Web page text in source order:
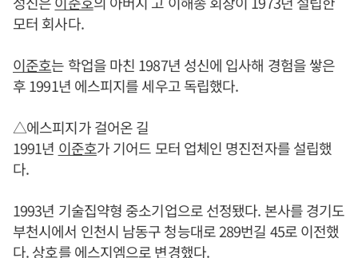
모터 회사다.
이준호는 학업을 마친 1987년 성신에 입사해 경험을 쌓은
후 1991년 에스피지를 세우고 독립했다.
△에스피지가 걸어온 길
1991년 이준호가 기어드 모터 업체인 명진전자를 설립했
다.
1993년 기술집약형 중소기업으로 선정됐다. 본사를 경기도
부천시에서 인천시 남동구 청능대로 289번길 45로 이전했
다. 상호를 에스지엠으로 변경했다.